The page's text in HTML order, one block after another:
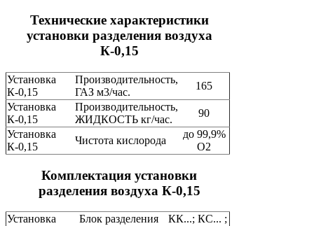
Технические характеристики
установки разделения воздуха
К-0,15
Установка
К-0,15
Производительность,
ГАЗ м3/час.
165
Установка
К-0,15
Производительность,
ЖИДКОСТЬ кг/час.
90
Установка
К-0,15
Чистота кислорода
до 99,9%
О2
Комплектация установки
разделения воздуха К-0,15
Установка
Блок разделения
КК...; КС... ;